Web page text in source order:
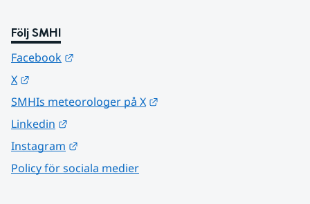
Följ SMHI
Facebook
X
SMHIs meteorologer på X
Linkedin
Instagram
Policy för sociala medier